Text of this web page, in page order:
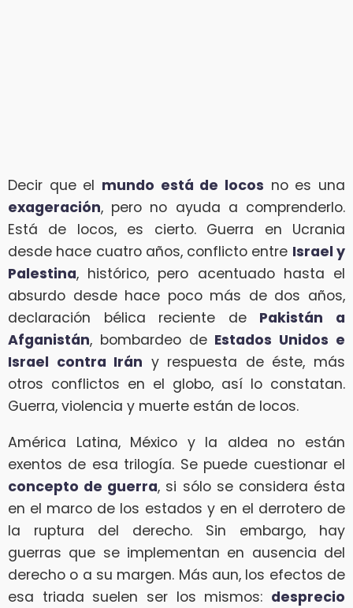
Decir que el mundo está de locos no es una
exageración, pero no ayuda a comprenderlo.
Está de locos, es cierto. Guerra en Ucrania
desde hace cuatro años, conflicto entre Israel y
Palestina, histórico, pero acentuado hasta el
absurdo desde hace poco más de dos años,
declaración bélica reciente de Pakistán a
Afganistán, bombardeo de Estados Unidos e
Israel contra Irán y respuesta de éste, más
otros conflictos en el globo, así lo constatan.
Guerra, violencia y muerte están de locos.
América Latina, México y la aldea no están
exentos de esa trilogía. Se puede cuestionar el
concepto de guerra, si sólo se considera ésta
en el marco de los estados y en el derrotero de
la ruptura del derecho. Sin embargo, hay
guerras que se implementan en ausencia del
derecho o a su margen. Más aun, los efectos de
esa triada suelen ser los mismos: desprecio